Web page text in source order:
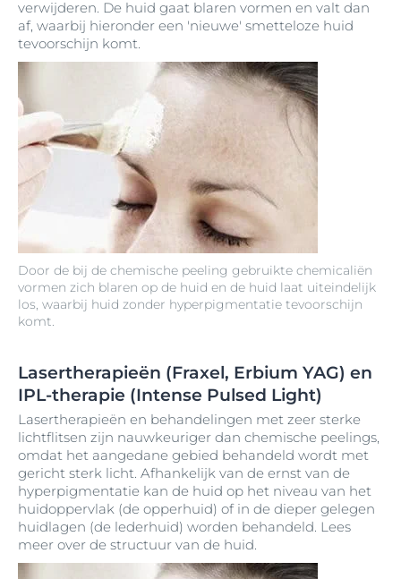
Door de bij de chemische peeling gebruikte chemicaliën
vormen zich blaren op de huid en de huid laat uiteindelijk
los, waarbij huid zonder hyperpigmentatie tevoorschijn
komt.
verwijderen. De huid gaat blaren vormen en valt dan
af, waarbij hieronder een 'nieuwe' smetteloze huid
tevoorschijn komt.
Lasertherapieën (Fraxel, Erbium YAG) en
IPL-therapie (Intense Pulsed Light)
Lasertherapieën en behandelingen met zeer sterke
lichtflitsen zijn nauwkeuriger dan chemische peelings,
omdat het aangedane gebied behandeld wordt met
gericht sterk licht. Afhankelijk van de ernst van de
hyperpigmentatie kan de huid op het niveau van het
huidoppervlak (de opperhuid) of in de dieper gelegen
huidlagen (de lederhuid) worden behandeld. Lees
meer over de structuur van de huid.